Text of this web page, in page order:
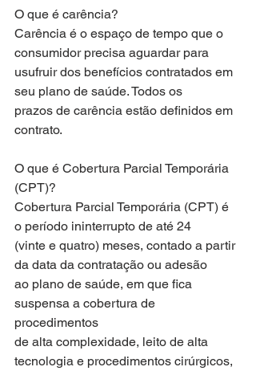
O que é carência?
Carência é o espaço de tempo que o
consumidor precisa aguardar para
usufruir dos benefícios contratados em
seu plano de saúde. Todos os
prazos de carência estão definidos em
contrato.
O que é Cobertura Parcial Temporária
(CPT)?
Cobertura Parcial Temporária (CPT) é
o período ininterrupto de até 24
(vinte e quatro) meses, contado a partir
da data da contratação ou adesão
ao plano de saúde, em que fica
suspensa a cobertura de
procedimentos
de alta complexidade, leito de alta
tecnologia e procedimentos cirúrgicos,